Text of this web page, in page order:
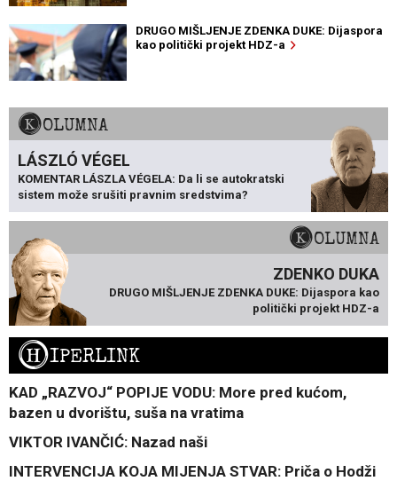
DRUGO MIŠLJENJE ZDENKA DUKE: Dijaspora
kao politički projekt HDZ-a
KOLUMNA
LÁSZLÓ VÉGEL
KOMENTAR LÁSZLA VÉGELA: Da li se autokratski
sistem može srušiti pravnim sredstvima?
KOLUMNA
ZDENKO DUKA
DRUGO MIŠLJENJE ZDENKA DUKE: Dijaspora kao
politički projekt HDZ-a
HIPERLINK
KAD „RAZVOJ“ POPIJE VODU: More pred kućom,
bazen u dvorištu, suša na vratima
VIKTOR IVANČIĆ: Nazad naši
INTERVENCIJA KOJA MIJENJA STVAR: Priča o Hodži